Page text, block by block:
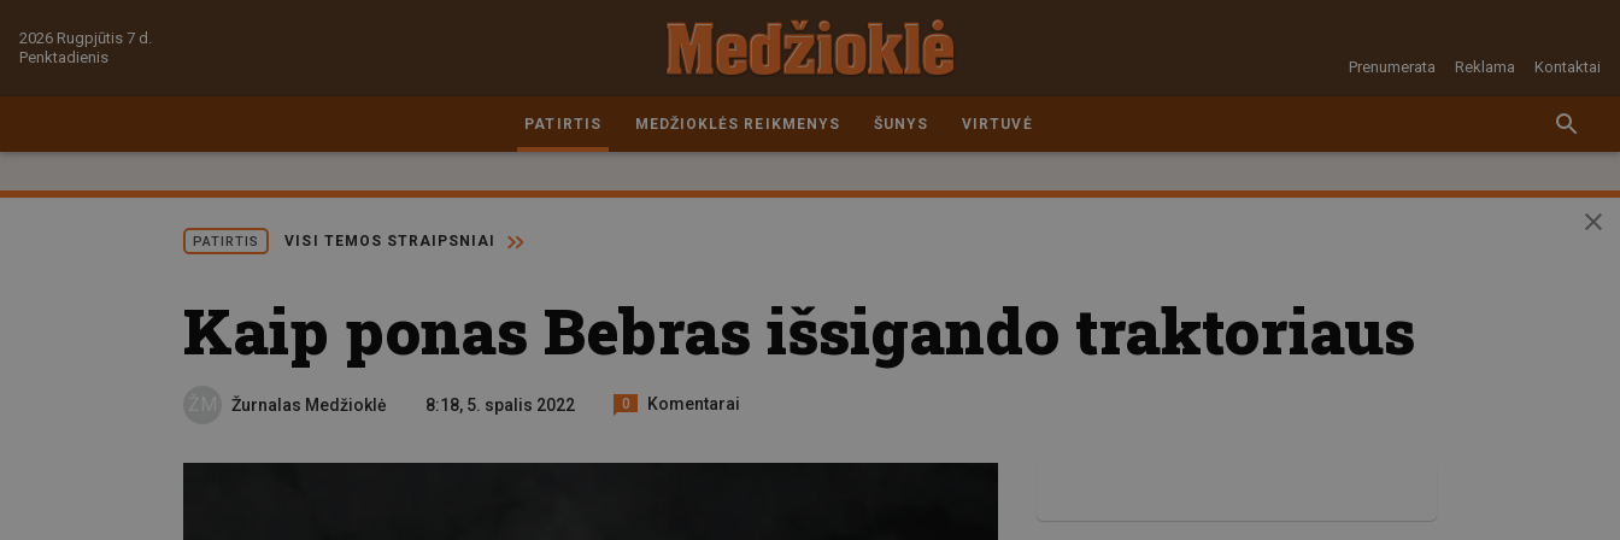
2026 Rugpjūtis 7 d.
Penktadienis
Prenumerata Reklama Kontaktai
PATIRTIS MEDŽIOKLĖS REIKMENYS ŠUNYS VIRTUVĖ
PATIRTIS VISI TEMOS STRAIPSNIAI
Kaip ponas Bebras išsigando traktoriaus
Žurnalas Medžioklė 8:18, 5. spalis 2022 0 Komentarai